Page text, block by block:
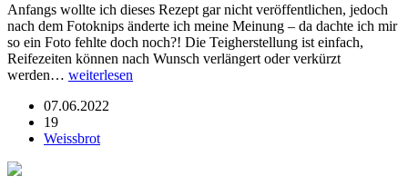
Anfangs wollte ich dieses Rezept gar nicht veröffentlichen, jedoch
nach dem Fotoknips änderte ich meine Meinung – da dachte ich mir
so ein Foto fehlte doch noch?! Die Teigherstellung ist einfach,
Reifezeiten können nach Wunsch verlängert oder verkürzt
werden… weiterlesen
07.06.2022
19
Weissbrot